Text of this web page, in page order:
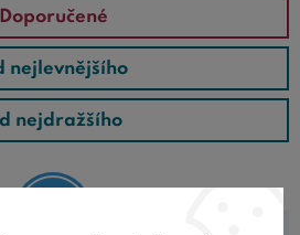
Doporučené
nejlevnějšího
nejdražšího